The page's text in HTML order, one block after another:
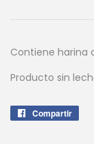
Contiene harina
Producto sin
Compartir